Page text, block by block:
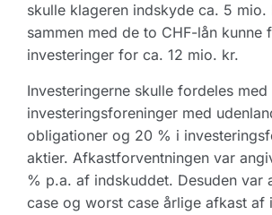
skulle klageren indskyde ca. 5 mio.
sammen med de to CHF-lån kunne
investeringer for ca. 12 mio. kr.
Investeringerne skulle fordeles
investeringsforeninger med
obligationer og 20 % i
aktier. Afkastforventningen var
% p.a. af indskuddet. Desuden var
case og worst case årlige afkast af